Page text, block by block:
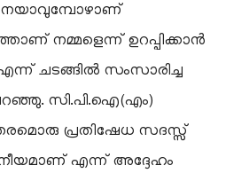
നമ്മളെന്ന് ഉറപ്പിക്കാൻ
ചടങ്ങിൽ സംസാരിച്ച
സി.പി.ഐ(എം)
പ്രതിഷേധ സദസ്സ്
എന്ന് അദ്ദേഹം